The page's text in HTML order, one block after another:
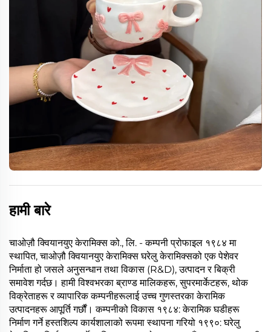
हामी बारे
चाओज़ौ क्वियानयुए केरामिक्स को., लि. - कम्पनी प्रोफाइल १९८४ मा
स्थापित, चाओज़ौ क्वियानयुए केरामिक्स घरेलु केरामिक्सको एक पेशेवर
निर्माता हो जसले अनुसन्धान तथा विकास (R&D), उत्पादन र बिक्री
समावेश गर्दछ। हामी विश्वभरका ब्राण्ड मालिकहरू, सुपरमार्केटहरू, थोक
विक्रेताहरू र व्यापारिक कम्पनीहरूलाई उच्च गुणस्तरका केरामिक
उत्पादनहरू आपूर्ति गर्छौं। कम्पनीको विकास १९८४: केरामिक घडीहरू
निर्माण गर्ने हस्तशिल्प कार्यशालाको रूपमा स्थापना गरियो १९९०: घरेलु